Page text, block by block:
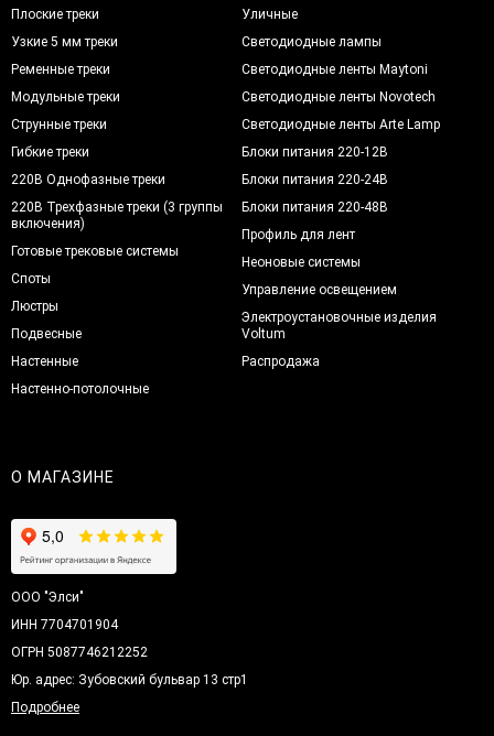
Плоские треки
Узкие 5 мм треки
Ременные треки
Модульные треки
Струнные треки
Гибкие треки
220В Однофазные треки
220В Трехфазные треки (3 группы
включения)
Готовые трековые системы
Споты
Люстры
Подвесные
Настенные
Настенно-потолочные
Уличные
Светодиодные лампы
Светодиодные ленты Maytoni
Светодиодные ленты Novotech
Светодиодные ленты Arte Lamp
Блоки питания 220-12В
Блоки питания 220-24В
Блоки питания 220-48В
Профиль для лент
Неоновые системы
Управление освещением
Электроустановочные изделия
Voltum
Распродажа
О МАГАЗИНЕ
ООО "Элси"
ИНН 7704701904
ОГРН 5087746212252
Юр. адрес: Зубовский бульвар 13 стр1
Подробнее